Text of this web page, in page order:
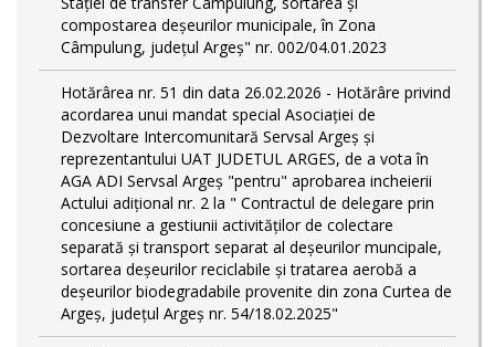
compostarea deșeurilor municipale, în Zona
Câmpulung, județul Argeș" nr. 002/04.01.2023
Hotărârea nr. 51 din data 26.02.2026 - Hotărâre privind
acordarea unui mandat special Asociației de
Dezvoltare Intercomunitară Servsal Argeș și
reprezentantului UAT JUDETUL ARGES, de a vota în
AGA ADI Servsal Argeș "pentru" aprobarea incheierii
Actului adițional nr. 2 la " Contractul de delegare prin
concesiune a gestiunii activităților de colectare
separată și transport separat al deșeurilor muncipale,
sortarea deșeurilor reciclabile și tratarea aerobă a
deșeurilor biodegradabile provenite din zona Curtea de
Argeș, județul Argeș nr. 54/18.02.2025"